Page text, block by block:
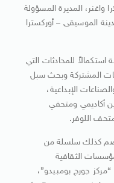
واغنر، المديرة المسؤولة
الموسيقى – أوركسترا
استكمالاً للمحادثات التي
المشتركة وبحث سبل
الإبداعية،
أكاديمي ومتحفي
اللوفر.
يضم كذلك سلسلة من
الثقافية
جورج بومبيدو”،